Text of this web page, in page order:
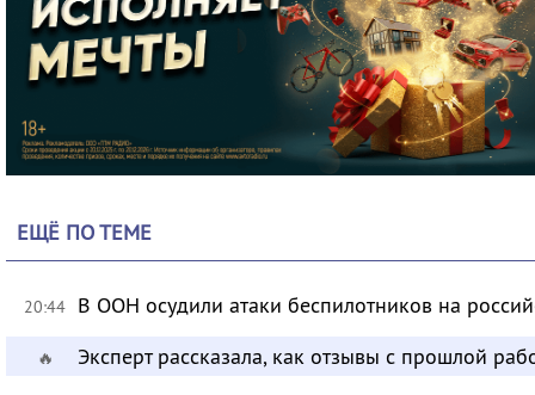
ЕЩЁ ПО ТЕМЕ
20:44 В ООН осудили атаки беспилотников на
🔥 Эксперт рассказала, как отзывы с прошлой